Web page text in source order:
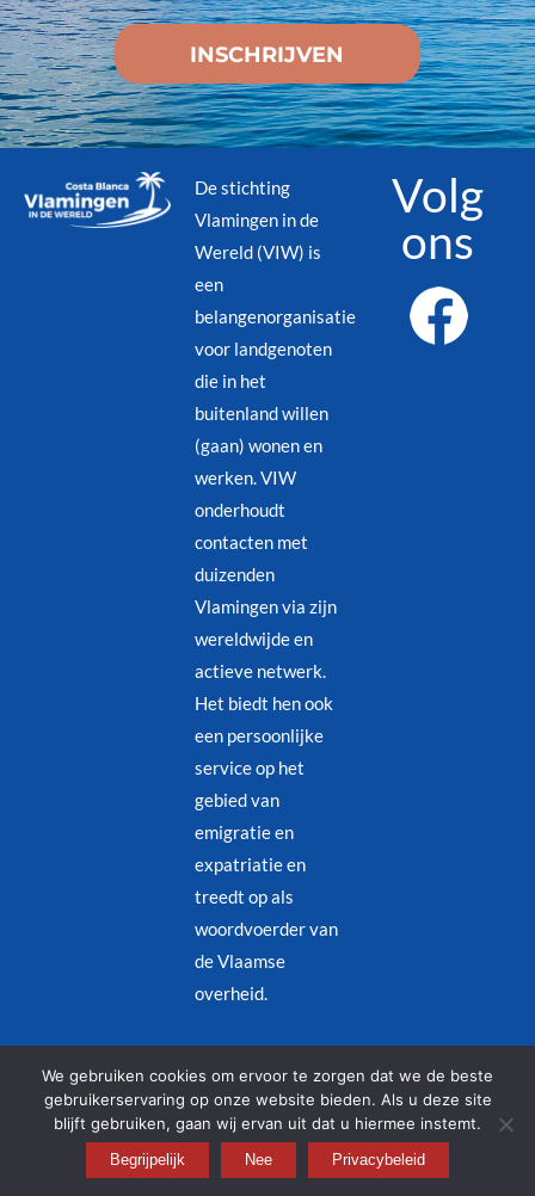
De stichting
Vlamingen in de
Wereld (VIW) is
een
belangenorganisatie
voor landgenoten
die in het
buitenland willen
(gaan) wonen en
werken. VIW
onderhoudt
contacten met
duizenden
Vlamingen via zijn
wereldwijde en
actieve netwerk.
Het biedt hen ook
een persoonlijke
service op het
gebied van
emigratie en
expatriatie en
treedt op als
woordvoerder van
de Vlaamse
overheid.
Volg
ons
Juridische kennisgeving–Privacybeleid
© Copyright 2026 – Alle rechten voorbehouden | Designed by
Redjinn
We gebruiken cookies om ervoor te zorgen dat we de beste
gebruikerservaring op onze website bieden. Als u deze site
blijft gebruiken, gaan wij ervan uit dat u hiermee instemt.
Begrijpelijk Nee Privacybeleid